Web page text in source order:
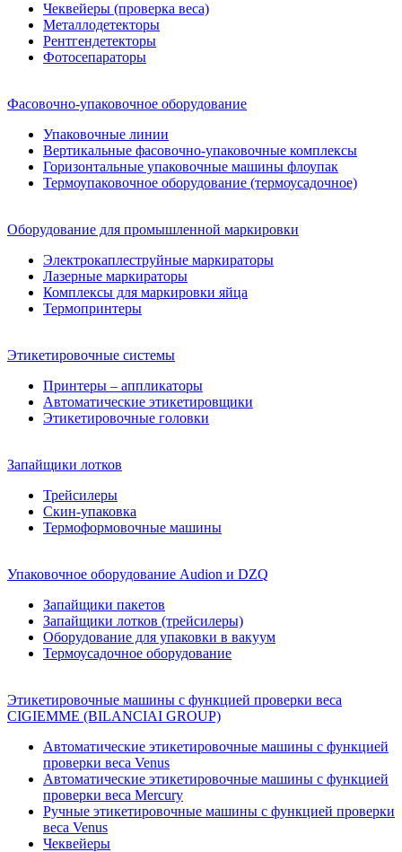
Чеквейеры (проверка веса)
Металлодетекторы
Рентгендетекторы
Фотосепараторы
Фасовочно-упаковочное оборудование
Упаковочные линии
Вертикальные фасовочно-упаковочные комплексы
Горизонтальные упаковочные машины флоупак
Термоупаковочное оборудование (термоусадочное)
Оборудование для промышленной маркировки
Электрокаплеструйные маркираторы
Лазерные маркираторы
Комплексы для маркировки яйца
Термопринтеры
Этикетировочные системы
Принтеры – аппликаторы
Автоматические этикетировщики
Этикетировочные головки
Запайщики лотков
Трейсилеры
Скин-упаковка
Термоформовочные машины
Упаковочное оборудование Audion и DZQ
Запайщики пакетов
Запайщики лотков (трейсилеры)
Оборудование для упаковки в вакуум
Термоусадочное оборудование
Этикетировочные машины с функцией проверки веса
CIGIEMME (BILANCIAI GROUP)
Автоматические этикетировочные машины с функцией
проверки веса Venus
Автоматические этикетировочные машины с функцией
проверки веса Mercury
Ручные этикетировочные машины с функцией проверки
веса Venus
Чеквейеры